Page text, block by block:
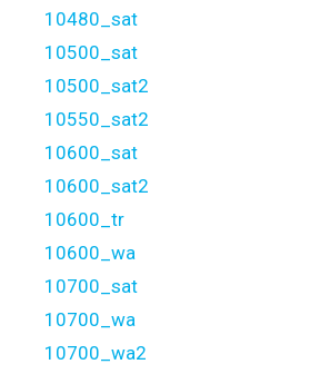
10480_sat
10500_sat
10500_sat2
10550_sat2
10600_sat
10600_sat2
10600_tr
10600_wa
10700_sat
10700_wa
10700_wa2